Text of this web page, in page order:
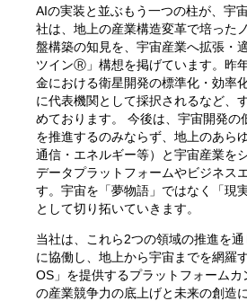
AIの実装と並ぶもう一つの柱が、宇
社は、地上の産業構造変革で培った
盤構築の知見を、宇宙産業へ拡張・
ツインⓇ」構想を掲げています。昨
金における衛星開発の標準化・効率
に代表機関として採択されるなど、
めております。 今後は、宇宙開発の
を推進するのみならず、地上のあら
通信・エネルギー等）と宇宙産業を
データプラットフォームやビジネス
す。宇宙を「夢物語」ではなく「現
として切り拓いていきます。
当社は、これら2つの領域の推進を
に協働し、地上から宇宙までを網羅
OS」を提供するプラットフォーム
の産業競争力の底上げと未来の創造